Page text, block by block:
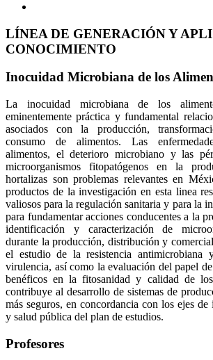
LÍNEA DE GENERACIÓN Y
CONOCIMIENTO
Inocuidad Microbiana de los
La inocuidad microbiana de los
eminentemente práctica y fundamental
asociados con la producción,
consumo de alimentos. Las
alimentos, el deterioro microbiano y las
microorganismos fitopatógenos en la
hortalizas son problemas relevantes en
productos de la investigación en esta linea
valiosos para la regulación sanitaria y para la
para fundamentar acciones conducentes a la
identificación y caracterización de
durante la producción, distribución y
el estudio de la resistencia antimicrobiana
virulencia, así como la evaluación del papel
benéficos en la fitosanidad y calidad de
contribuye al desarrollo de sistemas de
más seguros, en concordancia con los ejes
y salud pública del plan de estudios.
Profesores